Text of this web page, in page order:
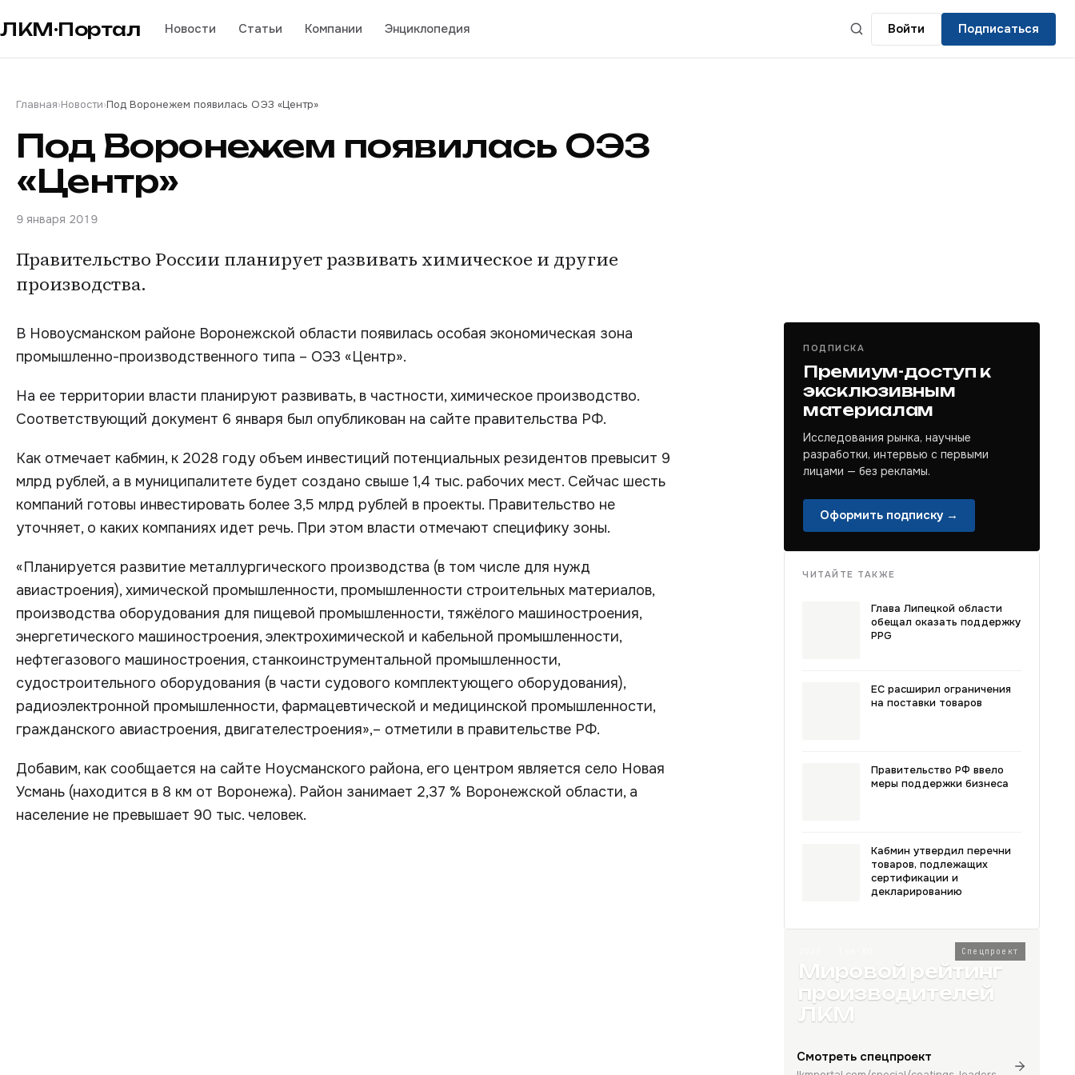
ЛКМ·Портал Новости Статьи Компании Энциклопедия Войти Подписаться
Главная›Новости›Под Воронежем появилась ОЭЗ «Центр»
Под Воронежем появилась ОЭЗ
«Центр»
9 января 2019
Правительство России планирует развивать химическое и другие
производства.
В Новоусманском районе Воронежской области появилась особая экономическая зона
промышленно-производственного типа – ОЭЗ «Центр».
На ее территории власти планируют развивать, в частности, химическое производство.
Соответствующий документ 6 января был опубликован на сайте правительства РФ.
Как отмечает кабмин, к 2028 году объем инвестиций потенциальных резидентов превысит 9
млрд рублей, а в муниципалитете будет создано свыше 1,4 тыс. рабочих мест. Сейчас шесть
компаний готовы инвестировать более 3,5 млрд рублей в проекты. Правительство не
уточняет, о каких компаниях идет речь. При этом власти отмечают специфику зоны.
«Планируется развитие металлургического производства (в том числе для нужд
авиастроения), химической промышленности, промышленности строительных материалов,
производства оборудования для пищевой промышленности, тяжёлого машиностроения,
энергетического машиностроения, электрохимической и кабельной промышленности,
нефтегазового машиностроения, станкоинструментальной промышленности,
судостроительного оборудования (в части судового комплектующего оборудования),
радиоэлектронной промышленности, фармацевтической и медицинской промышленности,
гражданского авиастроения, двигателестроения»,– отметили в правительстве РФ.
Добавим, как сообщается на сайте Ноусманского района, его центром является село Новая
Усмань (находится в 8 км от Воронежа). Район занимает 2,37 % Воронежской области, а
население не превышает 90 тыс. человек.
ПОДПИСКА
Премиум-доступ к
эксклюзивным
материалам
Исследования рынка, научные
разработки, интервью с первыми
лицами — без рекламы.
Оформить подписку →
ЧИТАЙТЕ ТАКЖЕ
Глава Липецкой области
обещал оказать поддержку
PPG
ЕС расширил ограничения
на поставки товаров
Правительство РФ ввело
меры поддержки бизнеса
Кабмин утвердил перечни
товаров, подлежащих
сертификации и
декларированию
Спецпроект
Мировой рейтинг
производителей
ЛКМ
Смотреть спецпроект